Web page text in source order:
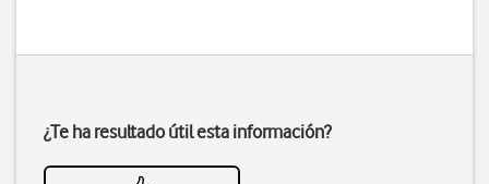
¿Te ha resultado útil esta información?